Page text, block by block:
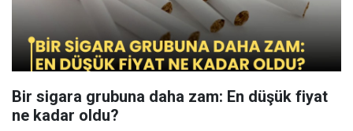
Bir sigara grubuna daha zam: En düşük fiyat
ne kadar oldu?